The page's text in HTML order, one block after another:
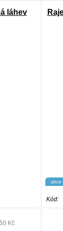
láhev
Kč
akce
Kód: